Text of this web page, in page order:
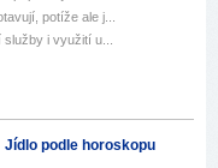
potíže ale j...
i využití u...
Jídlo podle horoskopu